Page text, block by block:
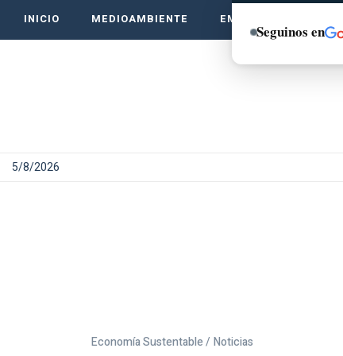
INICIO MEDIOAMBIENTE EMPRENDE VERDE
5/8/2026
Economía Sustentable / Noticias
Seguinos en